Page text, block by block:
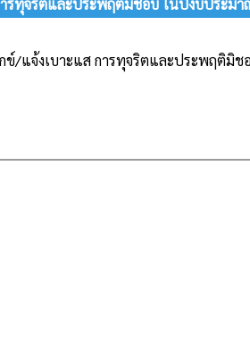
ารทุจริตและประพฤติมิชอบ ในปีงบประม
กข์/แจ้งเบาะแส การทุจริตและประพฤติ